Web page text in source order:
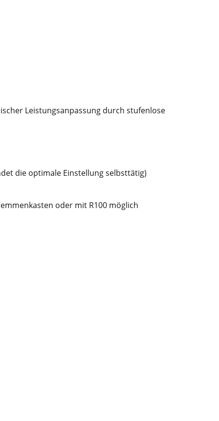
Leistungsanpassung durch stufenlose
die optimale Einstellung selbsttätig)
oder mit R100 möglich